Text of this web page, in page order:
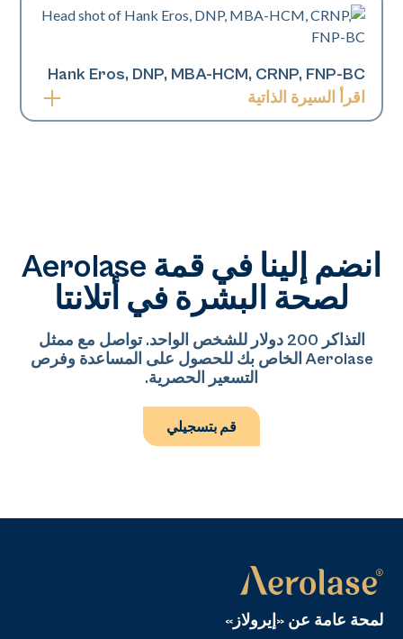
المتخصصة بين الخبراء. إنه طبيب الأمراض الجلدية
التجميلي الوحيد للأطفال الحاصل على شهادة البورد
في وسائل الإعلام ويتم اقتباسه في ELLE و Harper's
Bazaar و Cosmopolitan و Huffington Post و Romper
و NBC News و Marie Claire. وهو حاليًا عضو في
التجميلية والقائمة على الليزر. بفضل خلفيتها في التمريض
وتدريبها المتقدم في التقنيات القائمة على الطاقة، تركز لا-
من مشاكل البشرة، بما في ذلك حب الشباب، فرط
التصبغ، تجديد شباب البشرة، وصحة البشرة بشكل عام
لجميع أنواع البشرة. تشتهر لا-تاشا بنهجها المرتكز على
Hank Eros, DNP, MBA-HCM, CRNP, FNP-BC
اقرأ السيرة الذاتية
الجلدية والطب التجميلي، يتخصص في توازن الوجه،
واستعادة السمات العرقية، والعلاجات بالحقن الموجهة
تشريحيًا، مع التركيز على تقديم نتائج طبيعية المظهر
انضم إلينا في قمة Aerolase
لصحة البشرة في أتلانتا
التذاكر 200 دولار للشخص الواحد. تواصل مع ممثل
Aerolase الخاص بك للحصول على المساعدة وفرص
التسعير الحصرية.
قم بتسجيلي
لمحة عامة عن «إيرولاز»